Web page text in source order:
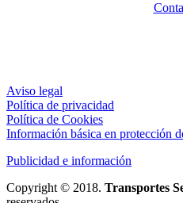
Aviso legal
Política de privacidad
Política de Cookies
Información básica en protección
Publicidad e información
Copyright © 2018. Transportes